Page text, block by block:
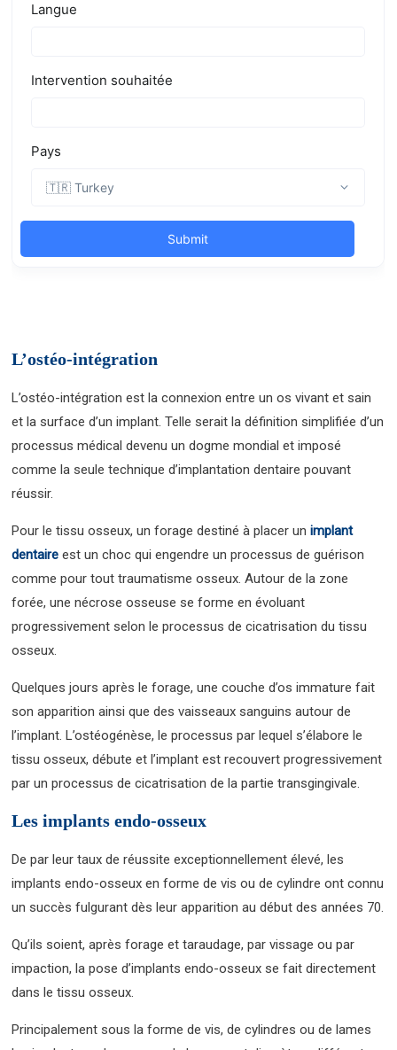
L’ostéo-intégration
L’ostéo-intégration est la connexion entre un os vivant et sain
et la surface d’un implant. Telle serait la définition simplifiée d’un
processus médical devenu un dogme mondial et imposé
comme la seule technique d’implantation dentaire pouvant
réussir.
Pour le tissu osseux, un forage destiné à placer unimplant
dentaire est un choc qui engendre un processus de guérison
comme pour tout traumatisme osseux. Autour de la zone
forée, une nécrose osseuse se forme en évoluant
progressivement selon le processus de cicatrisation du tissu
osseux.
Quelques jours après le forage, une couche d’os immature fait
son apparition ainsi que des vaisseaux sanguins autour de
l’implant. L’ostéogénèse, le processus par lequel s’élabore le
tissu osseux, débute et l’implant est recouvert progressivement
par un processus de cicatrisation de la partie transgingivale.
Les implants endo-osseux
De par leur taux de réussite exceptionnellement élevé, les
implants endo-osseux en forme de vis ou de cylindre ont connu
un succès fulgurant dès leur apparition au début des années 70.
Qu’ils soient, après forage et taraudage, par vissage ou par
impaction, la pose d’implants endo-osseux se fait directement
dans le tissu osseux.
Principalement sous la forme de vis, de cylindres ou de lames